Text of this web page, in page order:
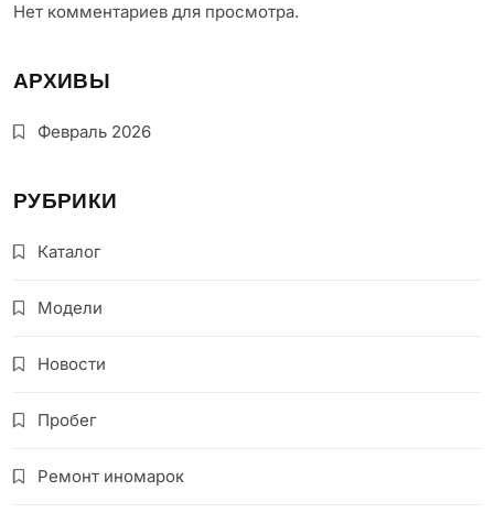
Нет комментариев для просмотра.
АРХИВЫ
Февраль 2026
РУБРИКИ
Каталог
Модели
Новости
Пробег
Ремонт иномарок